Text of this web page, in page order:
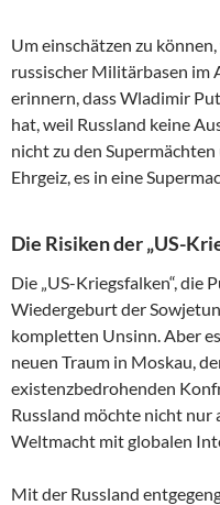
Um einschätzen zu
russischer Militärbasen im
erinnern, dass Wladimir
hat, weil Russland keine
nicht zu den
Ehrgeiz, es in eine
Die Risiken der „US-
Die „US-Kriegsfalken“, die
Wiedergeburt der
kompletten Unsinn. Aber
neuen Traum in Moskau,
existenzbedrohenden
Russland möchte nicht nur
Weltmacht mit globalen
Mit der Russland